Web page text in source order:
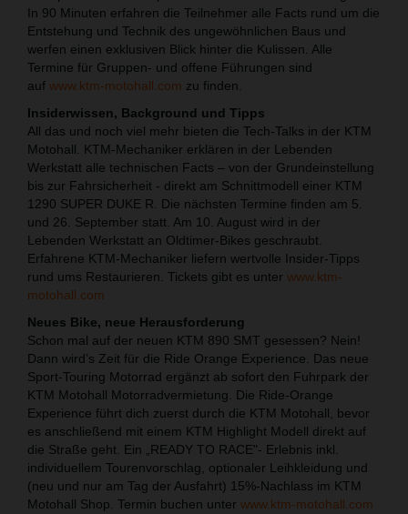
In 90 Minuten erfahren die Teilnehmer alle Facts rund um die
Entstehung und Technik des ungewöhnlichen Baus und
werfen einen exklusiven Blick hinter die Kulissen. Alle
Termine für Gruppen- und offene Führungen sind
auf www.ktm-motohall.com zu finden.
Insiderwissen, Background und Tipps
All das und noch viel mehr bieten die Tech-Talks in der KTM
Motohall. KTM-Mechaniker erklären in der Lebenden
Werkstatt alle technischen Facts – von der Grundeinstellung
bis zur Fahrsicherheit - direkt am Schnittmodell einer KTM
1290 SUPER DUKE R. Die nächsten Termine finden am 5.
und 26. September statt. Am 10. August wird in der
Lebenden Werkstatt an Oldtimer-Bikes geschraubt.
Erfahrene KTM-Mechaniker liefern wertvolle Insider-Tipps
rund ums Restaurieren. Tickets gibt es unter www.ktm-
motohall.com
Neues Bike, neue Herausforderung
Schon mal auf der neuen KTM 890 SMT gesessen? Nein!
Dann wird’s Zeit für die Ride Orange Experience. Das neue
Sport-Touring Motorrad ergänzt ab sofort den Fuhrpark der
KTM Motohall Motorradvermietung. Die Ride-Orange
Experience führt dich zuerst durch die KTM Motohall, bevor
es anschließend mit einem KTM Highlight Modell direkt auf
die Straße geht. Ein „READY TO RACE"- Erlebnis inkl.
individuellem Tourenvorschlag, optionaler Leihkleidung und
(neu und nur am Tag der Ausfahrt) 15%-Nachlass im KTM
Motohall Shop. Termin buchen unter www.ktm-motohall.com